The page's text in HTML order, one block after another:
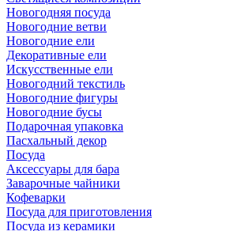
Новогодняя посуда
Новогодние ветви
Новогодние ели
Декоративные ели
Искусственные ели
Новогодний текстиль
Новогодние фигуры
Новогодние бусы
Подарочная упаковка
Пасхальный декор
Посуда
Аксессуары для бара
Заварочные чайники
Кофеварки
Посуда для приготовления
Посуда из керамики